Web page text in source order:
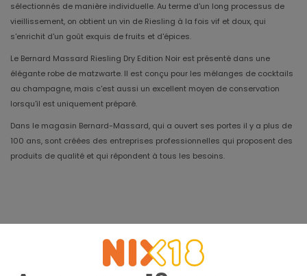
sélectionnés de manière individuelle. Au terme d'un long processus de
vieillissement, on obtient un vin de Riesling à la fois vif et doux, qui
s'enrichit d'un goût exquis de fruits et d'épices.
Le Bernard Massard Riesling Dry Edition Noir est présenté dans une
élégante robe de matzwarte. Il est conçu pour les mélanges de cocktails
au champagne, mais c'est aussi un excellent moyen de conservation
lorsqu'il est uniquement préparé.
Dans le magasin Bernard-Massard, qui a ouvert ses portes il y a plus de
100 ans, sont créées des entreprises professionnelles qui proposent des
produits de qualité et qui répondent à tous les besoins.